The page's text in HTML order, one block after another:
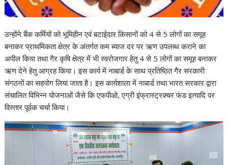
उन्होंने बैंक कर्मियों को भूमिहीन एवं बटाईदार किसानों को 4 से 5 लोगों का समूह
बनाकर प्राथमिकता क्षेत्र के अंतर्गत कम ब्याज दर पर ऋण उपलब्ध कराने का
अपील किया तथा गैर कृषि क्षेत्र में भी स्वरोजगार हेतु 4 से 5 लोगों का समूह बनाकर
ऋण देने हेतु आग्रह किया। इस कार्य में नाबार्ड के साथ प्रतिष्ठित गैर सरकारी
संगठनों का सहयोग लिया जाता है। इस कार्यशाला में नाबार्ड तथा भारत सरकार द्वारा
संचालित विभिन्न योजनाओं जैसे कि एफपीओ, एग्री इंफ्रास्ट्रक्चर फंड इत्यादि पर
विस्तार पूर्वक चर्चा किया।